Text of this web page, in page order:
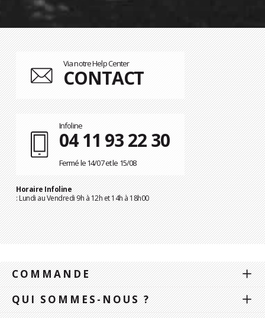
Via notre Help Center
CONTACT
Infoline
04 11 93 22 30
Fermé le 14/07 et le 15/08
Horaire Infoline
: Lundi au Vendredi 9h à 12h et 14h à 18h00
COMMANDE
QUI SOMMES-NOUS ?